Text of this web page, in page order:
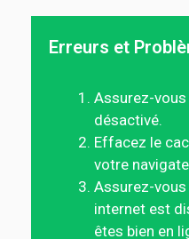
Erreurs et
Assurez-vous
désactivé.
Effacez le
votre
Assurez-
internet est
êtes bien en